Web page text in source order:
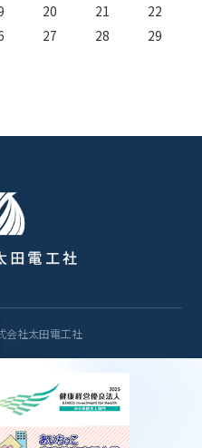
20 21
22
27 28
29
会社太田電工社